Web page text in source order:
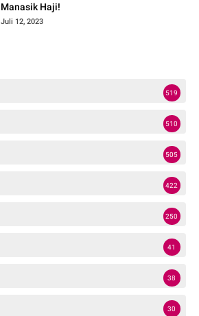
Manasik Haji!
Juli 12, 2023
519
510
505
422
250
41
38
30